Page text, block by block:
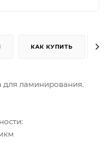
КАК КУПИТЬ
для ламинирования.